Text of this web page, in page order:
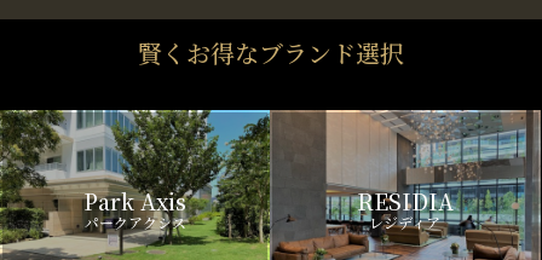
賢くお得なブランド選択
Park Axis
パークアクシス
RESIDIA
レジディア